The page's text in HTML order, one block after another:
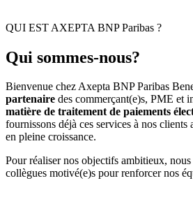
QUI EST AXEPTA BNP Paribas ?
Qui sommes-nous?
Bienvenue chez Axepta BNP Paribas
partenaire des commerçant(e)s, PME et
matière de traitement de paiements
fournissons déjà ces services à nos clients
en pleine croissance.
Pour réaliser nos objectifs ambitieux, nous
collègues motivé(e)s pour renforcer nos